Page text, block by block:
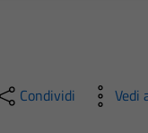
Condividi Vedi